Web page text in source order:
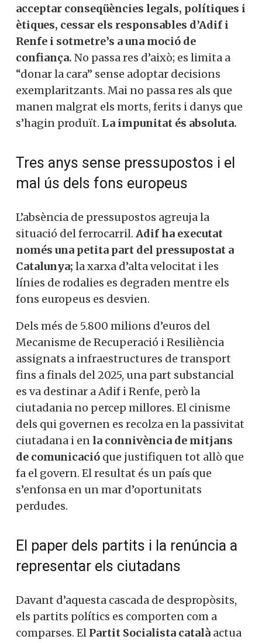
acceptar conseqüències legals, polítiques i
ètiques, cessar els responsables d’Adif i
Renfe i sotmetre’s a una moció de
confiança. No passa res d’això; es limita a
“donar la cara” sense adoptar decisions
exemplaritzants. Mai no passa res als que
manen malgrat els morts, ferits i danys que
s’hagin produït. La impunitat és absoluta.
Tres anys sense pressupostos i el
mal ús dels fons europeus
L’absència de pressupostos agreuja la
situació del ferrocarril. Adif ha executat
només una petita part del pressupostat a
Catalunya; la xarxa d’alta velocitat i les
línies de rodalies es degraden mentre els
fons europeus es desvien.
Dels més de 5.800 milions d’euros del
Mecanisme de Recuperació i Resiliència
assignats a infraestructures de transport
fins a finals del 2025, una part substancial
es va destinar a Adif i Renfe, però la
ciutadania no percep millores. El cinisme
dels qui governen es recolza en la passivitat
ciutadana i en la connivència de mitjans
de comunicació que justifiquen tot allò que
fa el govern. El resultat és un país que
s’enfonsa en un mar d’oportunitats
perdudes.
El paper dels partits i la renúncia a
representar els ciutadans
Davant d’aquesta cascada de despropòsits,
els partits polítics es comporten com a
comparses. El Partit Socialista català actua